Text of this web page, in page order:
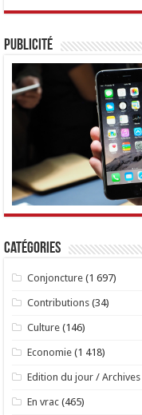
Publicité
Catégories
Conjoncture (1 697)
Contributions (34)
Culture (146)
Economie (1 418)
Edition du jour / Archives
En vrac (465)